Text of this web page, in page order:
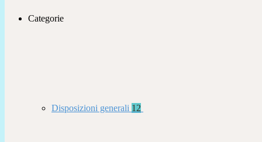
Categorie
Disposizioni generali 12